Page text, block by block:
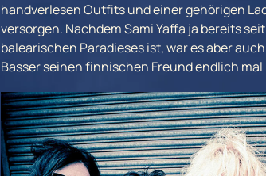
handverlesen Outfits und einer gehörigen
versorgen. Nachdem Sami Yaffa ja bereits
balearischen Paradieses ist, war es aber
Basser seinen finnischen Freund endlich